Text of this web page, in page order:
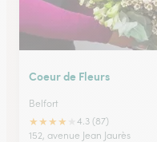
Coeur de Fleurs
Belfort
★★★★
4.3 (87)
152, avenue Jean Jaurès